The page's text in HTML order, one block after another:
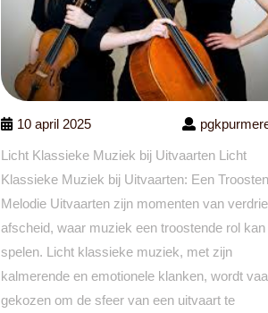
10 april 2025
Licht Klassieke Muziek bij Uitvaarten Licht
Klassieke Muziek bij Uitvaarten: Een
Melodie Uitvaarten zijn momenten van
afscheid, waar muziek een troostende rol kan
spelen. Licht klassieke muziek, met zijn
kalmerende en emotionele klanken, wordt
gekozen om de sfeer van een uitvaart te